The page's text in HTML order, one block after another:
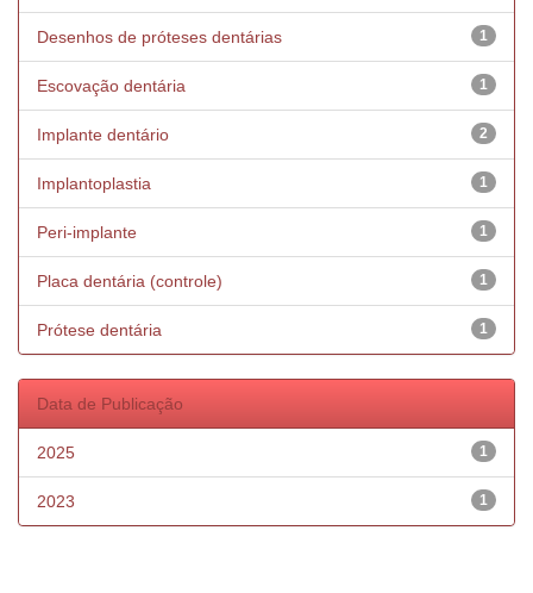
1
Desenhos de próteses dentárias
1
Escovação dentária
2
Implante dentário
1
Implantoplastia
1
Peri-implante
1
Placa dentária (controle)
1
Prótese dentária
Data de Publicação
1
2025
1
2023